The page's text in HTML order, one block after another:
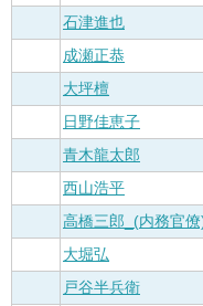
石津進也
成瀬正恭
大坪檀
日野佳恵子
青木龍太郎
西山浩平
高橋三郎_(内務官僚
大堀弘
戸谷半兵衛